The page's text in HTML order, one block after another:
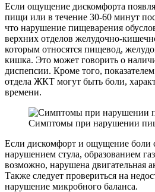
Если ощущение дискомфорта
пищи или в течение 30-60 минут
что нарушение пищеварения
верхних отделов желудочно-
которым относятся пищевод,
кишка. Это может говорить о
диспепсии. Кроме того,
отдела ЖКТ могут быть боли,
времени.
Симптомы при нарушении
Если дискомфорт и ощущение боли
нарушением стула, образованием
возможно, нарушена двигательная
Также следует провериться на
нарушение микробного баланса.